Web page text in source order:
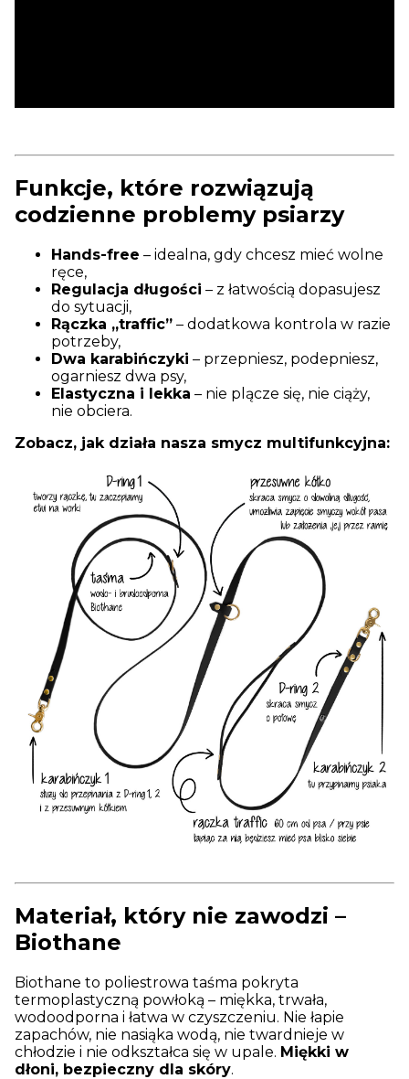
Funkcje, które rozwiązują
codzienne problemy psiarzy
Hands-free – idealna, gdy chcesz mieć wolne
ręce,
Regulacja długości – z łatwością dopasujesz
do sytuacji,
Rączka „traffic” – dodatkowa kontrola w razie
potrzeby,
Dwa karabińczyki – przepniesz, podepniesz,
ogarniesz dwa psy,
Elastyczna i lekka – nie plącze się, nie ciąży,
nie obciera.
Zobacz, jak działa nasza smycz multifunkcyjna:
Materiał, który nie zawodzi –
Biothane
Biothane to poliestrowa taśma pokryta
termoplastyczną powłoką – miękka, trwała,
wodoodporna i łatwa w czyszczeniu. Nie łapie
zapachów, nie nasiąka wodą, nie twardnieje w
chłodzie i nie odkształca się w upale. Miękki w
dłoni, bezpieczny dla skóry.